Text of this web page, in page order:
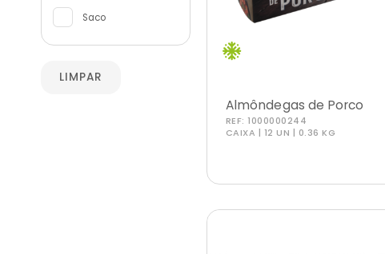
Saco
LIMPAR
Almôndegas de Porco
REF:1000000244
CAIXA | 12 UN | 0.36 KG